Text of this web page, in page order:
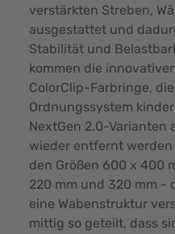
verstärkten Streben,
ausgestattet und
Stabilität und
kommen die
ColorClip-Farbringe,
Ordnungssystem
NextGen 2.0-
wieder entfernt
den Größen 600 x 400
220 mm und 320 mm -
eine Wabenstruktur
mittig so geteilt, dass